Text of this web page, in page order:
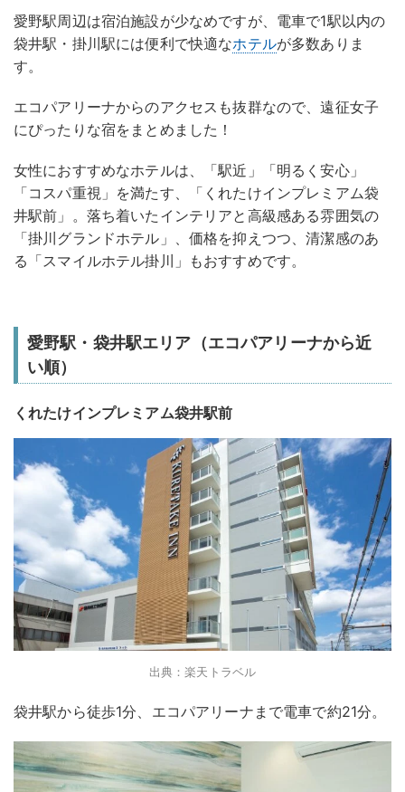
愛野駅周辺は宿泊施設が少なめですが、電車で1駅以内の
袋井駅・掛川駅には便利で快適なホテルが多数ありま
す。
エコパアリーナからのアクセスも抜群なので、遠征女子
にぴったりな宿をまとめました！
女性におすすめなホテルは、「駅近」「明るく安心」
「コスパ重視」を満たす、「くれたけインプレミアム袋
井駅前」。落ち着いたインテリアと高級感ある雰囲気の
「掛川グランドホテル」、価格を抑えつつ、清潔感のあ
る「スマイルホテル掛川」もおすすめです。
愛野駅・袋井駅エリア（エコパアリーナから近
い順）
くれたけインプレミアム袋井駅前
出典：楽天トラベル
袋井駅から徒歩1分、エコパアリーナまで電車で約21分。